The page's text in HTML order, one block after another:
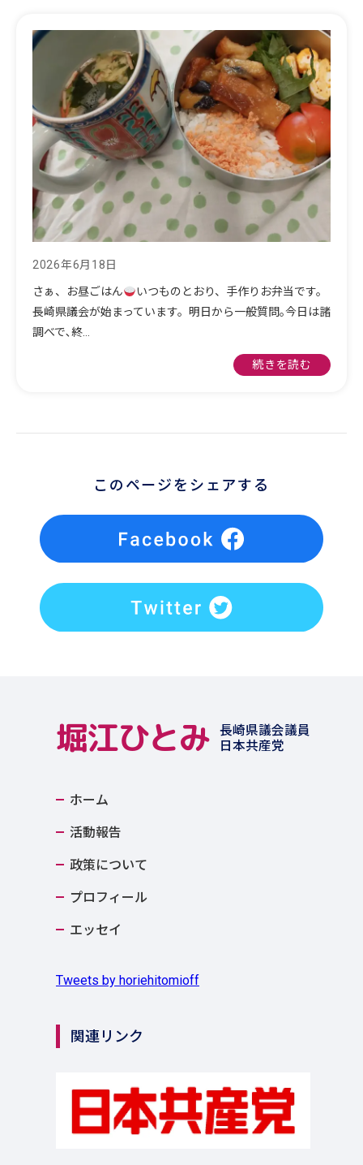
2026年6月18日
さぁ、お昼ごはん
いつものとおり、手作りお弁当です。
長崎県議会が始まっています。明日から一般質問｡今日は諸
調べで､終…
続きを読む
このページをシェアする
堀江ひとみ
長崎県議会議員
日本共産党
ホーム
活動報告
政策について
プロフィール
エッセイ
Tweets by horiehitomioff
関連リンク